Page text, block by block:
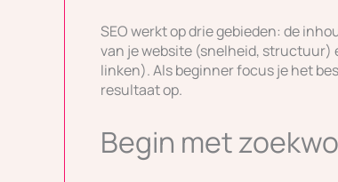
SEO werkt op drie gebieden: de
van je website (snelheid, structuur)
linken). Als beginner focus je het
resultaat op.
Begin met